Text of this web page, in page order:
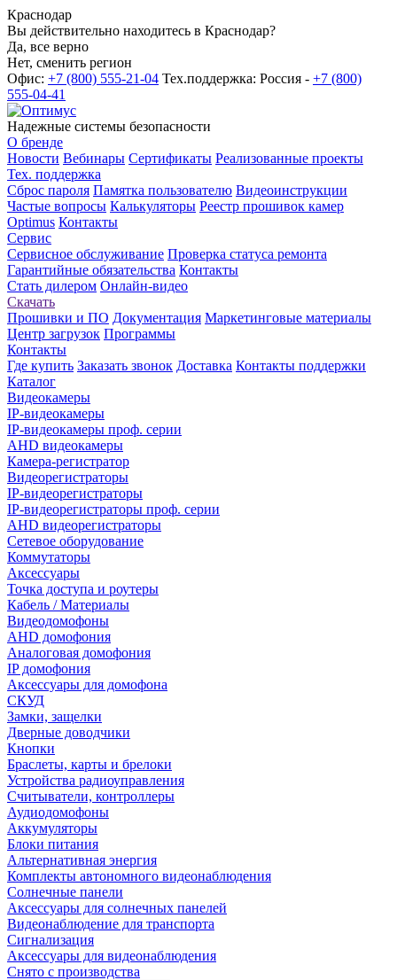
Краснодар
Вы действительно находитесь в Краснодар?
Да, все верно
Нет, сменить регион
Офис: +7 (800) 555-21-04 Тех.поддержка: Россия - +7 (800)
555-04-41
Надежные системы безопасности
О бренде
Новости Вебинары Сертификаты Реализованные проекты
Тех. поддержка
Сброс пароля Памятка пользователю Видеоинструкции
Частые вопросы Калькуляторы Реестр прошивок камер
Optimus Контакты
Сервис
Сервисное обслуживание Проверка статуса ремонта
Гарантийные обязательства Контакты
Стать дилером Онлайн-видео
Скачать
Прошивки и ПО Документация Маркетинговые материалы
Центр загрузок Программы
Контакты
Где купить Заказать звонок Доставка Контакты поддержки
Каталог
Видеокамеры
IP-видеокамеры
IP-видеокамеры проф. серии
AHD видеокамеры
Камера-регистратор
Видеорегистраторы
IP-видеорегистраторы
IP-видеорегистраторы проф. серии
AHD видеорегистраторы
Сетевое оборудование
Коммутаторы
Аксессуары
Точка доступа и роутеры
Кабель / Материалы
Видеодомофоны
AHD домофония
Аналоговая домофония
IP домофония
Аксессуары для домофона
СКУД
Замки, защелки
Дверные доводчики
Кнопки
Браслеты, карты и брелоки
Устройства радиоуправления
Считыватели, контроллеры
Аудиодомофоны
Аккумуляторы
Блоки питания
Альтернативная энергия
Комплекты автономного видеонаблюдения
Солнечные панели
Аксессуары для солнечных панелей
Видеонаблюдение для транспорта
Сигнализация
Аксессуары для видеонаблюдения
Снято с производства